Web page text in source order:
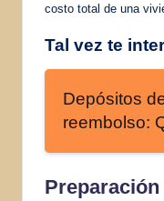
costo total de una
Tal vez te
Depósitos
reembolso: